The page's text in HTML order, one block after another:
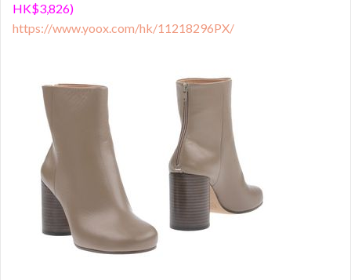
HK$3,826)
https://www.yoox.com/hk/11218296PX/